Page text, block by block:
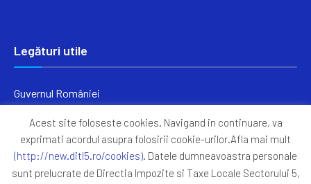
Legături utile
Guvernul României
Primăria Sectorul 5
ANAF
Acest site foloseste cookies. Navigand in continuare, va
exprimati acordul asupra folosirii cookie-urilor.Afla mai mult
(http://new.ditl5.ro/cookies). Datele dumneavoastra personale
sunt prelucrate de Directia Impozite si Taxe Locale Sectorului 5,